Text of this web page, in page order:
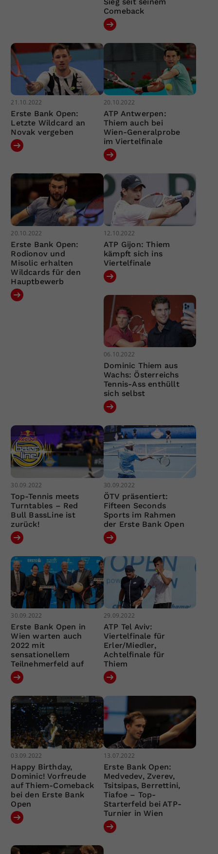
Comeback
21.10.2022
Erste Bank Open:
Letzte Wildcard an
Novak vergeben
20.10.2022
ATP Antwerpen:
Thiem auch bei
Wien-Generalprobe
im Viertelfinale
20.10.2022
Erste Bank Open:
Rodionov und
Misolic erhalten
Wildcards für den
Hauptbewerb
12.10.2022
ATP Gijon: Thiem
kämpft sich ins
Viertelfinale
06.10.2022
Dominic Thiem aus
Wachs: Österreichs
Tennis-Ass enthüllt
sich selbst
30.09.2022
Top-Tennis meets
Turntables – Red
Bull BassLine ist
zurück!
30.09.2022
ÖTV präsentiert:
Fifteen Seconds
Sports im Rahmen
der Erste Bank Open
30.09.2022
Erste Bank Open in
Wien warten auch
2022 mit
sensationellem
Teilnehmerfeld auf
29.09.2022
ATP Tel Aviv:
Viertelfinale für
Erler/Miedler,
Achtelfinale für
Thiem
03.09.2022
Happy Birthday,
Dominic! Vorfreude
auf Thiem-Comeback
bei den Erste Bank
Open
13.07.2022
Erste Bank Open:
Medvedev, Zverev,
Tsitsipas, Berrettini,
Tiafoe – Top-
Starterfeld bei ATP-
Turnier in Wien